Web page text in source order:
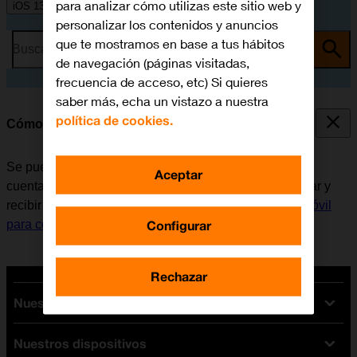
iOS 13.1
Busca por problema o tema
Cómo escribir y enviar correo electrónico
Se puede enviar y recibir correo electrónico desde las
cuentas de correo electrónico del móvil. Antes de enviar y
recibir correo electrónico, es necesarioconfigurar el móvil
para correo electrónico
Nuestras tarifas
Tarifas Orange
Nuestros dispositivos
para analizar cómo utilizas este sitio web y
personalizar los contenidos y anuncios
que te mostramos en base a tus hábitos
de navegación (páginas visitadas,
frecuencia de acceso, etc) Si quieres
saber más, echa un vistazo a nuestra
política de cookies.
Configurar
Rechazar
Aceptar